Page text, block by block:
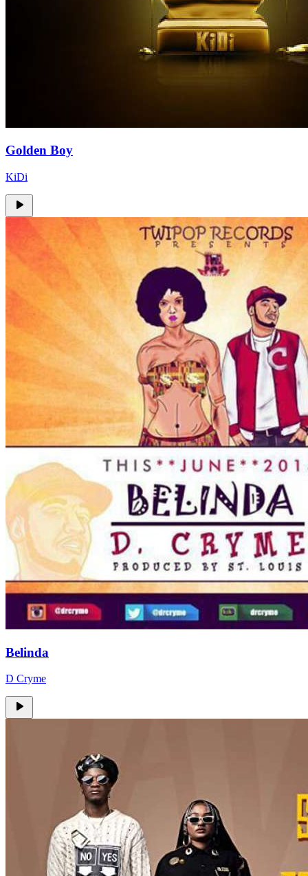
Golden Boy
KiDi
Belinda
D Cryme